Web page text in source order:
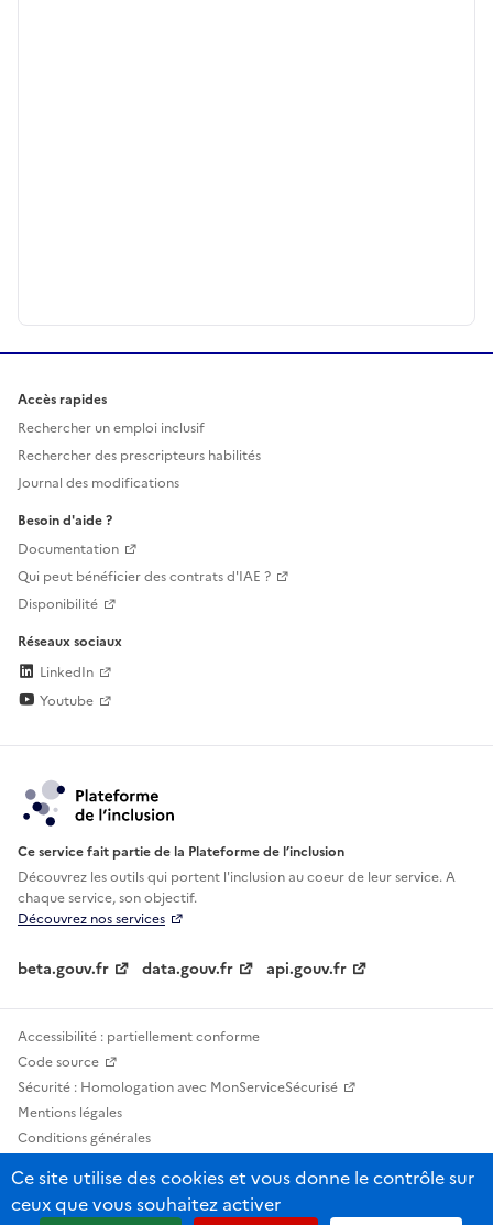
Accès rapides
Rechercher un emploi inclusif
Rechercher des prescripteurs habilités
Journal des modifications
Besoin d'aide ?
Documentation
Qui peut bénéficier des contrats d'IAE ?
Disponibilité
Réseaux sociaux
LinkedIn
Youtube
Ce service fait partie de la Plateforme de l’inclusion
Découvrez les outils qui portent l'inclusion aucoeur de leur service. A
chaque service, son objectif.
Découvrez nos services
beta.gouv.fr data.gouv.fr api.gouv.fr
Accessibilité : partiellement conforme
Code source
Sécurité : Homologation avec MonServiceSécurisé
Mentions légales
Conditions générales
Statistiques, lexiques et indicateurs
Sauf mention contraire, tous les contenus de ce site sont sous licence
Ce site utilise des cookies et vous donne le contrôle sur
ceux que vous souhaitez activer